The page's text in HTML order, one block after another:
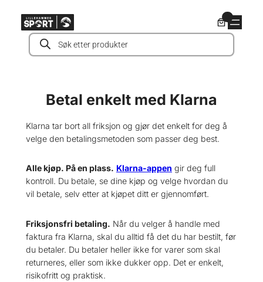
innholdProducts
search
Betal enkelt med Klarna
Klarna tar bort all friksjon og gjør det enkelt for deg å
velge den betalingsmetoden som passer deg best.
Alle kjøp. På en plass. Klarna-appen gir deg full
kontroll. Du betale, se dine kjøp og velge hvordan du
vil betale, selv etter at kjøpet ditt er gjennomført.
Friksjonsfri betaling. Når du velger å handle med
faktura fra Klarna, skal du alltid få det du har bestilt, før
du betaler. Du betaler heller ikke for varer som skal
returneres, eller som ikke dukker opp. Det er enkelt,
risikofritt og praktisk.